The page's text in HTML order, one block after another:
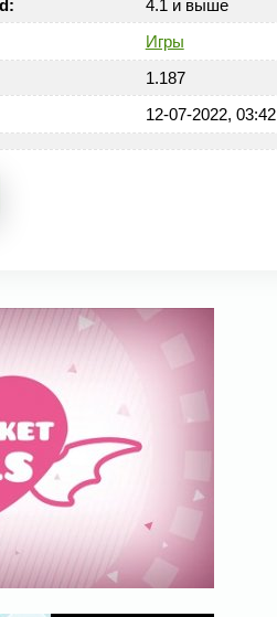
4.1 и выше
Игры
1.187
12-07-2022, 03:42